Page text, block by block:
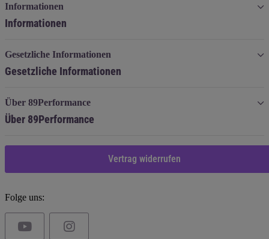
Informationen
Informationen
Gesetzliche Informationen
Gesetzliche Informationen
Über 89Performance
Über 89Performance
Vertrag widerrufen
Folge uns: